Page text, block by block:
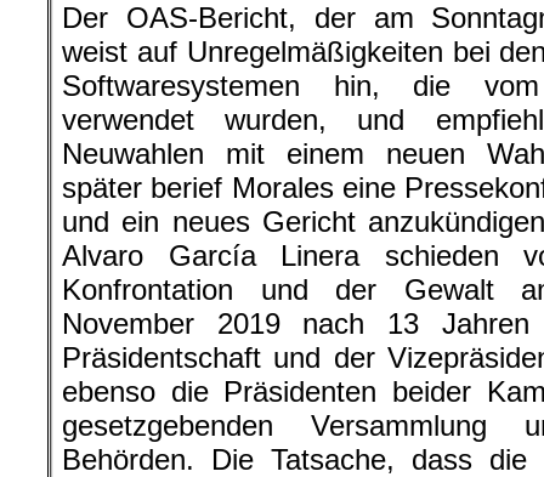
Der OAS-Bericht, der am
weist auf Unregelmäßigkeiten bei
Softwaresystemen hin, die
verwendet wurden, und
Neuwahlen mit einem neuen
später berief Morales eine
und ein neues Gericht
Alvaro García Linera schieden
Konfrontation und der Gewalt
November 2019 nach 13
Präsidentschaft und der
ebenso die Präsidenten beider
gesetzgebenden Versammlung
Behörden. Die Tatsache, dass die